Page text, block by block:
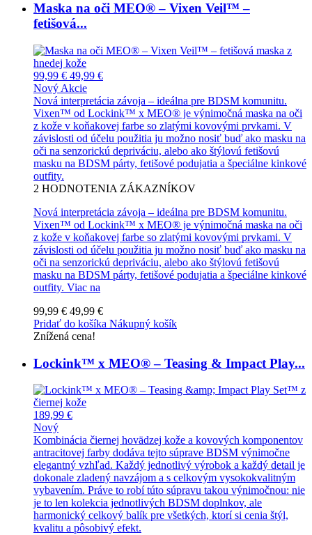
Maska na oči MEO® – Vixen Veil™ –
fetišová...
99,99 € 49,99 €
Nový Akcie
Nová interpretácia závoja – ideálna pre BDSM komunitu.
Vixen™ od Lockink™ x MEO® je výnimočná maska na oči
z kože v koňakovej farbe so zlatými kovovými prvkami. V
závislosti od účelu použitia ju možno nosiť buď ako masku na
oči na senzorickú depriváciu, alebo ako štýlovú fetišovú
masku na BDSM párty, fetišové podujatia a špeciálne kinkové
outfity.
2 HODNOTENIA ZÁKAZNÍKOV
Nová interpretácia závoja – ideálna pre BDSM komunitu.
Vixen™ od Lockink™ x MEO® je výnimočná maska na oči
z kože v koňakovej farbe so zlatými kovovými prvkami. V
závislosti od účelu použitia ju možno nosiť buď ako masku na
oči na senzorickú depriváciu, alebo ako štýlovú fetišovú
masku na BDSM párty, fetišové podujatia a špeciálne kinkové
outfity. Viac na
99,99 € 49,99 €
Pridať do košíka Nákupný košík
Znížená cena!
Lockink™ x MEO® – Teasing & Impact Play...
189,99 €
Nový
Kombinácia čiernej hovädzej kože a kovových komponentov
antracitovej farby dodáva tejto súprave BDSM výnimočne
elegantný vzhľad. Každý jednotlivý výrobok a každý detail je
dokonale zladený navzájom a s celkovým vysokokvalitným
vybavením. Práve to robí túto súpravu takou výnimočnou: nie
je to len kolekcia jednotlivých BDSM doplnkov, ale
harmonický celkový balík pre všetkých, ktorí si cenia štýl,
kvalitu a pôsobivý efekt.